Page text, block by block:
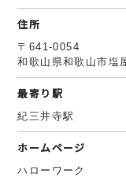
住所
〒641-0054
和歌山県和歌山市塩
最寄り駅
紀三井寺駅
ホームページ
ハローワーク